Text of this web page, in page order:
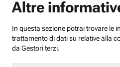
Altre
In questa sezione potrai trovare le
trattamento di dati su relative alla
da Gestori terzi.